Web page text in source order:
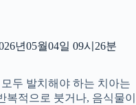
년05월04일 09시26분
두 발치해야 하는 치아는
적으로 붓거나, 음식물이